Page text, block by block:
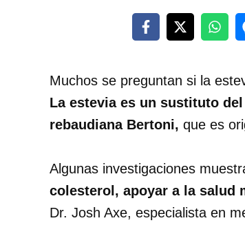
Muchos se preguntan si la
La estevia es un sustituto
rebaudiana Bertoni, que es
Algunas investigaciones
colesterol, apoyar a la salud
Dr. Josh Axe, especialista en